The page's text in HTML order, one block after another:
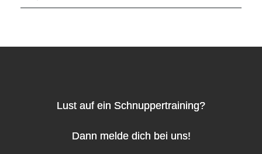
Lust auf ein Schnuppertraining?
Dann melde dich bei uns!